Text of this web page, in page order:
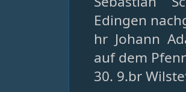
Edingen
hr Johann
auf dem
30. 9.br